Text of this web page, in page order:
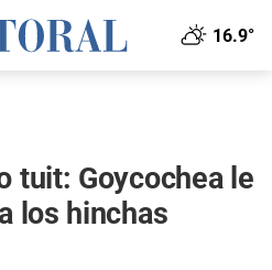
16.9°
tuit: Goycochea le
los hinchas